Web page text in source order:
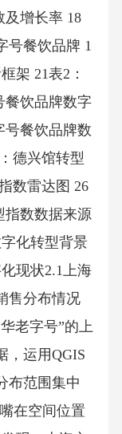
及增长率 18
号餐饮品牌 1
架 21表2：
餐饮品牌数字
号餐饮品牌数
德兴馆转型
数雷达图 26
指数数据来源
化转型背景
现状2.1上海
售分布情况
老字号”的上
，运用QGIS
布范围集中
在空间位置